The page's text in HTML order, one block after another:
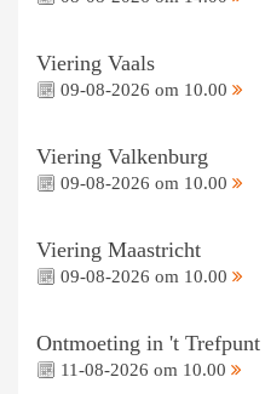
Viering Vaals
09-08-2026 om 10.00
Viering Valkenburg
09-08-2026 om 10.00
Viering Maastricht
09-08-2026 om 10.00
Ontmoeting in 't Trefpunt
11-08-2026 om 10.00